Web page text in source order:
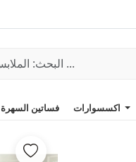
فساتين السهرة